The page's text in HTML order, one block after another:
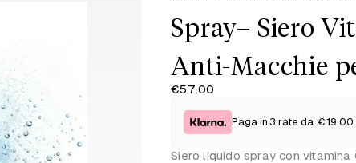
Spray– Siero
Anti-Macchie
€57.00
Paga in 3 rate da€19.00
Siero liquido spray con